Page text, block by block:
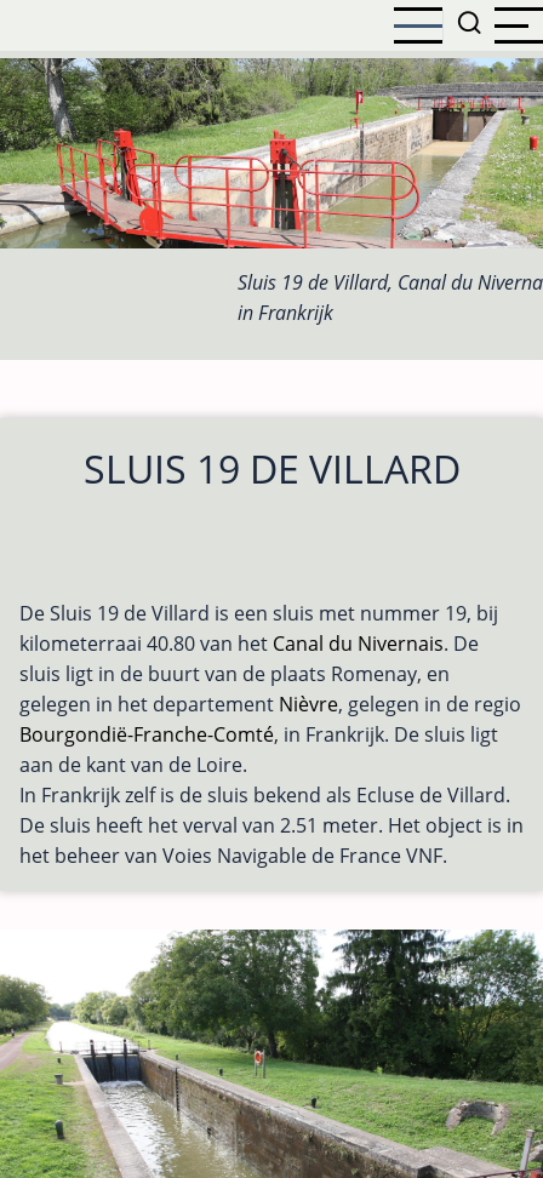
naar
de
inhoud
gaan
Sluis 19 de Villard, Canal du
in Frankrijk
SLUIS 19 DE VILLARD
De Sluis 19 de Villard is een sluis met nummer 19, bij
kilometerraai 40.80 van het Canal du Nivernais. De
sluis ligt in de buurt van de plaats Romenay, en
gelegen in het departement Nièvre, gelegen in de regio
Bourgondië-Franche-Comté, in Frankrijk. De sluis ligt
aan de kant van de Loire.
In Frankrijk zelf is de sluis bekend als Ecluse de Villard.
De sluis heeft het verval van 2.51 meter. Het object is in
het beheer van Voies Navigable de France VNF.